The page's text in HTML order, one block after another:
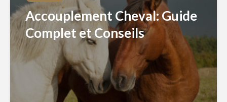
Accouplement Cheval: Guide
Complet et Conseils